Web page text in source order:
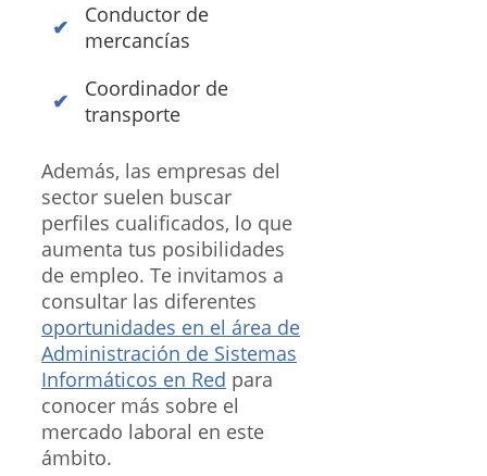
Conductor de
mercancías
Coordinador de
transporte
Además, las empresas del
sector suelen buscar
perfiles cualificados, lo que
aumenta tus posibilidades
de empleo. Te invitamos a
consultar las diferentes
oportunidades en el área de
Administración de Sistemas
Informáticos en Red para
conocer más sobre el
mercado laboral en este
ámbito.